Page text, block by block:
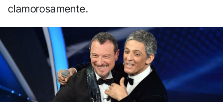
clamorosamente.